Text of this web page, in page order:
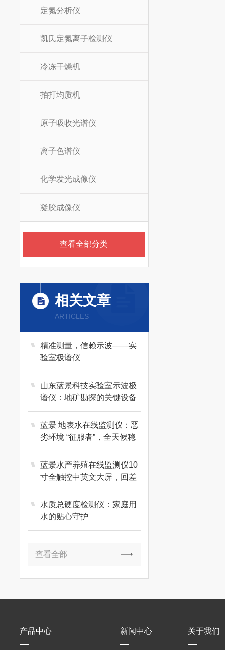
定氮分析仪
凯氏定氮离子检测仪
冷冻干燥机
拍打均质机
原子吸收光谱仪
离子色谱仪
化学发光成像仪
凝胶成像仪
查看全部分类
相关文章
ARTICLES
精准测量，信赖示波——实
验室极谱仪
山东蓝景科技实验室示波极
谱仪：地矿勘探的关键设备
蓝景 地表水在线监测仪：恶
劣环境 “征服者”，全天候稳
定运行
蓝景水产养殖在线监测仪10
寸全触控中英文大屏，回差
自定义+看门狗掉电保护
水质总硬度检测仪：家庭用
水的贴心守护
查看全部
产品中心 新闻中心 关于我们